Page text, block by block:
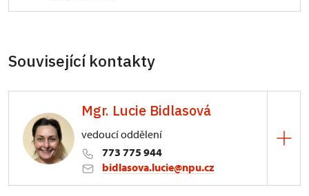
Související kontakty
Mgr. Lucie Bidlasová
vedoucí oddělení
773 775 944
bidlasova.lucie@npu.cz